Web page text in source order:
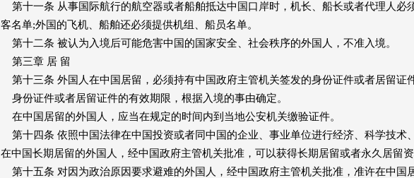
第十一条 从事国际航行的航空器或者船舶抵达中国口岸时，机长、船长或者代理人必
客名单;外国的飞机、船舶还必须提供机组、船员名单。
第十二条 被认为入境后可能危害中国的国家安全、社会秩序的外国人，不准入境。
第三章 居 留
第十三条 外国人在中国居留，必须持有中国政府主管机关签发的身份证件或者居留证件
身份证件或者居留证件的有效期限，根据入境的事由确定。
在中国居留的外国人，应当在规定的时间内到当地公安机关缴验证件。
第十四条 依照中国法律在中国投资或者同中国的企业、事业单位进行经济、科学技术
在中国长期居留的外国人，经中国政府主管机关批准，可以获得长期居留或者永久居留资
第十五条 对因为政治原因要求避难的外国人，经中国政府主管机关批准，准许在中国居